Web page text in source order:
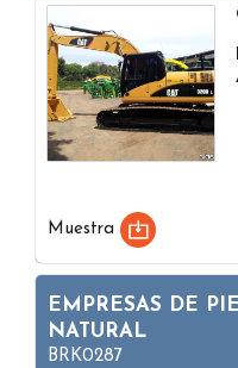
Muestra
EMPRESAS DE
NATURAL
BRK0287